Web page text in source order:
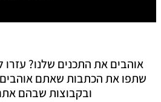
אוהבים את התכנים שלנו? עזרו
שתפו את הכתבות שאתם אוהבים
ובקבוצות שבהם